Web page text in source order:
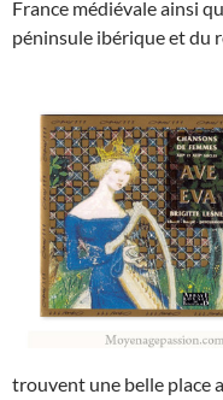
France médiévale ainsi
péninsule ibérique et du
trouvent une belle place